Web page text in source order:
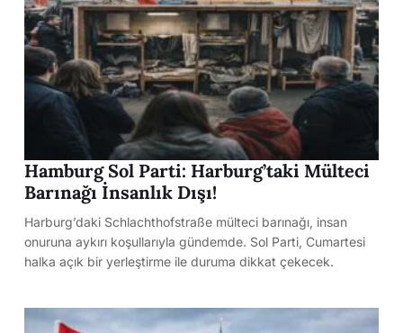
Hamburg Sol Parti: Harburg’taki Mülteci
Barınağı İnsanlık Dışı!
Harburg’daki Schlachthofstraße mülteci barınağı, insan
onuruna aykırı koşullarıyla gündemde. Sol Parti, Cumartesi
halka açık bir yerleştirme ile duruma dikkat çekecek.